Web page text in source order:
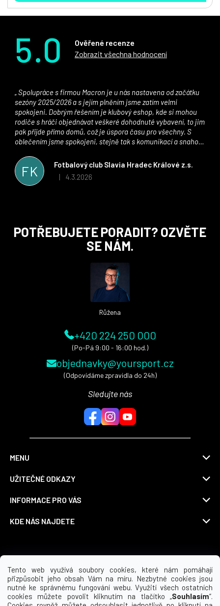
Tento web využívá soubory cookies, které nám pomáhají
přizpůsobit jeho obsah Vám na míru. Nezbytné cookies jsou
nutné ke správnému fungování webu. Využití všech ostatních
cookies můžete povolit kliknutím na tlačítko „Souhlasím“.
5.0
Ověřené recenze
Zobrazit všechna hodnocení
FK
Fotbalový club Slavia Hradec Králové z.s.
Hodnocení obchodu je 5 z 5 hvězdiček.
| 4.3.2026
sezóny 2025/2026 a s jejím plněním jsme zatím velmi
spokojeni. Dobrým řešením je klubový eshop, kde si mohou
rodiče s hráči objednávat veškeré dohodnuté vybavení, to jim
pak přijde přímo domů, což je úspora času pro všechny. S
oblečením jsme spokojeni, stejně tak s komunikací a snahou
stran. Věříme, že v tomto duchu bude spolupráce pokračovat
i nadále, nyní už začínáme řešit i první sady dresů ;)
POTŘEBUJETE PORADIT? OZVĚTE
SE NÁM.
Růžena
+420 224 250 000
(Po-Pá 9:00 - 16:00 hod.)
objednavky@yoursport.cz
(Odpovídáme zpravidla do 24h)
Sledujte nás
MENU
UŽITEČNÉ ODKAZY
INFORMACE PRO VÁS
KDE NÁS NAJDETE
Možnosti dopravy